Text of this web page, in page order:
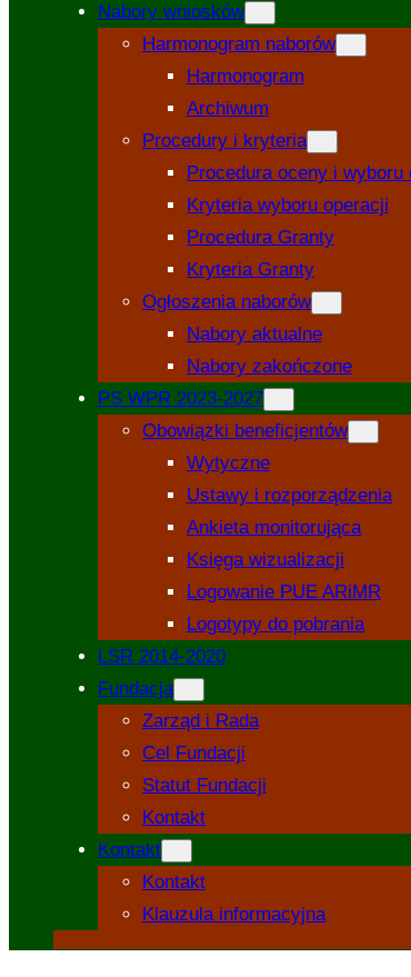
Nabory wniosków
Harmonogram naborów
Harmonogram
Archiwum
Procedury i kryteria
Procedura oceny i
Kryteria wyboru operacji
Procedura Granty
Kryteria Granty
Ogłoszenia naborów
Nabory aktualne
Nabory zakończone
PS WPR 2023-2027
Obowiązki beneficjentów
Wytyczne
Ustawy i rozporządzenia
Ankieta monitorująca
Księga wizualizacji
Logowanie PUE ARiMR
Logotypy do pobrania
LSR 2014-2020
Fundacja
Zarząd i Rada
Cel Fundacji
Statut Fundacji
Kontakt
Kontakt
Kontakt
Klauzula informacyjna